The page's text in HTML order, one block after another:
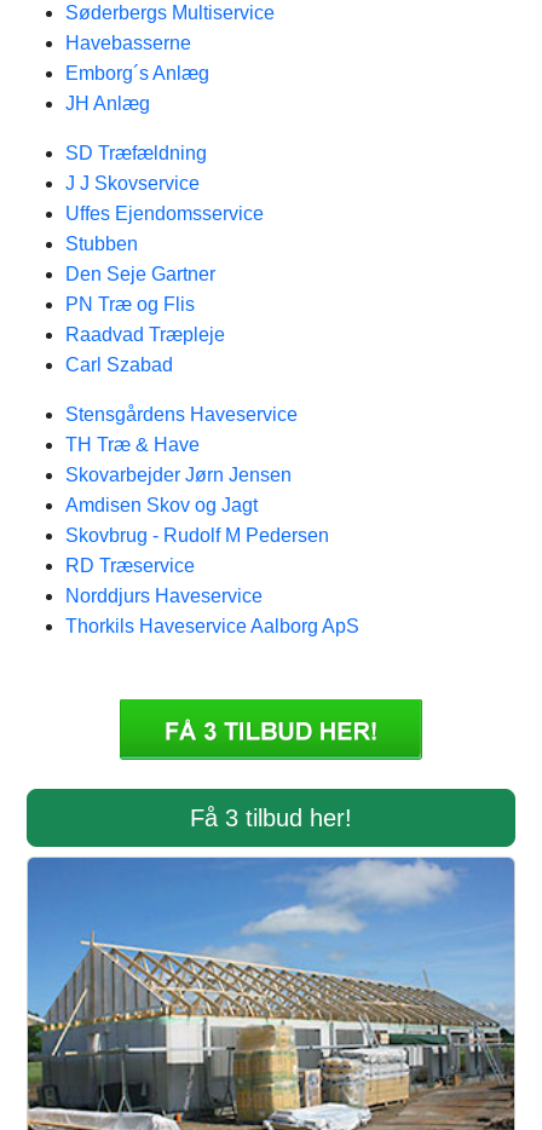
Søderbergs Multiservice
Havebasserne
Emborg´s Anlæg
JH Anlæg
SD Træfældning
J J Skovservice
Uffes Ejendomsservice
Stubben
Den Seje Gartner
PN Træ og Flis
Raadvad Træpleje
Carl Szabad
Stensgårdens Haveservice
TH Træ & Have
Skovarbejder Jørn Jensen
Amdisen Skov og Jagt
Skovbrug - Rudolf M Pedersen
RD Træservice
Norddjurs Haveservice
Thorkils Haveservice Aalborg ApS
Få 3 tilbud her!